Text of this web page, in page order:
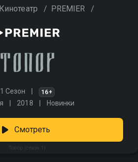
Кинотеатр / PREMIER /
1 Сезон 16+
2018 Новинки
Топор (сезон 1)
Смотреть